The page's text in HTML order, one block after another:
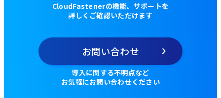
CloudFastenerの機能、サポートを
詳しくご確認いただけます
お問い合わせ
導入に関する不明点など
お気軽にお問い合わせください